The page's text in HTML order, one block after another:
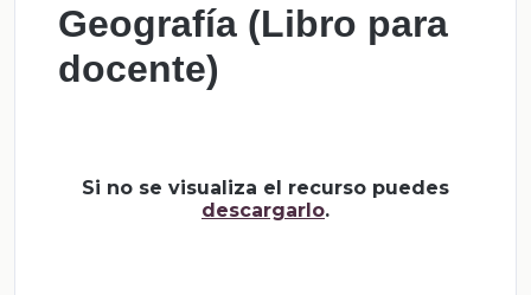
Geografía (Libro para
docente)
Si no se visualiza el recurso puedes
descargarlo.